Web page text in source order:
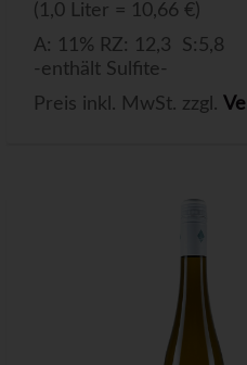
(1,0 Liter = 10,66 €)
A: 11% RZ: 12,3 S:5,8
-enthält Sulfite-
Preis inkl. MwSt. zzgl.